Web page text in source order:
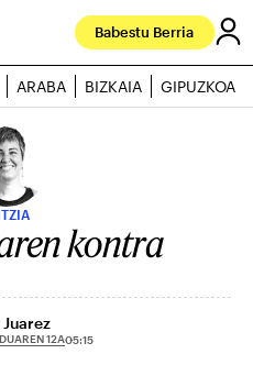
Babestu Berria
ARABA BIZKAIA GIPUZKOA
kontra
Juarez
12A05:15